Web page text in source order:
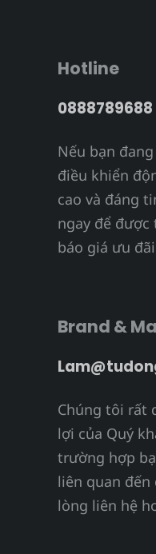
Hotline
0888789688
Nếu bạn
điều khiển
cao và đáng
ngay để được
báo giá ưu
Brand &
Chúng tôi rất
lợi của Quý
trường hợp
liên quan đến
lòng liên hệ